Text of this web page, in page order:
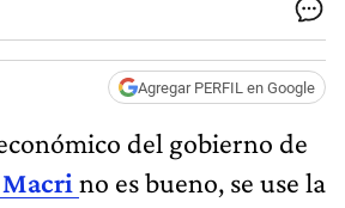
Agregar PERFIL en Google
del gobierno de
no es bueno, se use la